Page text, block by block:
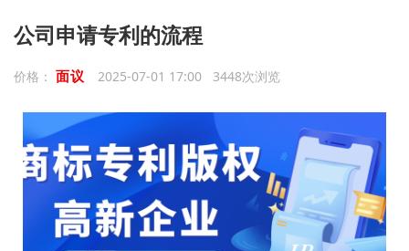
公司申请专利的流程
价格： 面议 2025-07-01 17:00 3448次浏览